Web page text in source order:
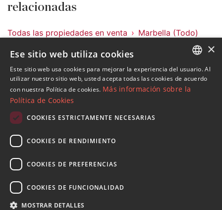
relacionadas
Todas las propiedades en venta
Marbella (Todo)
DM5403
Propiedades en Bellevue
Propiedades en Nueva Andalucia
Propiedades en Marbella (Todo)
Villas y Chalets en Bellevue
Reciba novedades sobre propiedades , actualidad y
estilo de vida de Marbella
ENGLISH
SPANISH
×
Ese sitio web utiliza cookies
Este sitio web usa cookies para mejorar la experiencia del usuario. Al
utilizar nuestro sitio web, usted acepta todas las cookies de acuerdo
con nuestra Política de cookies. Más información sobre la
Política de Cookies
COOKIES ESTRICTAMENTE NECESARIAS
COOKIES DE RENDIMIENTO
COOKIES DE PREFERENCIAS
COOKIES DE FUNCIONALIDAD
MOSTRAR DETALLES